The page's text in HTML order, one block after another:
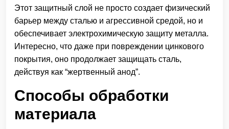
Этот защитный слой не просто создает физический
барьер между сталью и агрессивной средой, но и
обеспечивает электрохимическую защиту металла.
Интересно, что даже при повреждении цинкового
покрытия, оно продолжает защищать сталь,
действуя как “жертвенный анод”.
Способы обработки
материала